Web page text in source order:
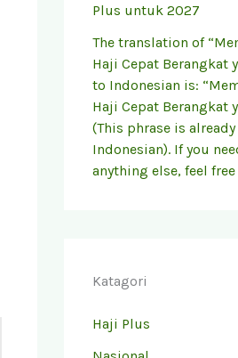
Plus untuk 2027
The translation of
Haji Cepat Berangkat
to Indonesian is:
Haji Cepat Berangkat
(This phrase is
Indonesian). If you
anything else, feel
Katagori
Haji Plus